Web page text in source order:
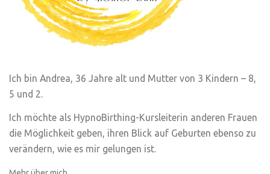
Ich bin Andrea, 36 Jahre alt und Mutter von 3 Kindern – 8,
5 und 2.
Ich möchte als HypnoBirthing-Kursleiterin anderen Frauen
die Möglichkeit geben, ihren Blick auf Geburten ebenso zu
verändern, wie es mir gelungen ist.